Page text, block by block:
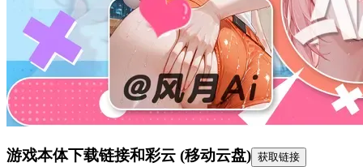
游戏本体下载链接和彩云 (移动云盘) 获取链接